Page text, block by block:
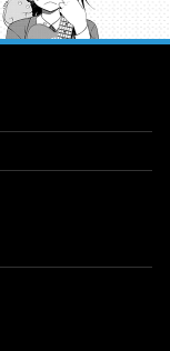
プルーキー！